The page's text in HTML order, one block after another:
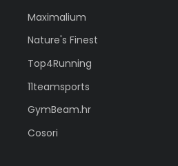
Maximalium
Nature's Finest
Top4Running
11teamsports
GymBeam.hr
Cosori